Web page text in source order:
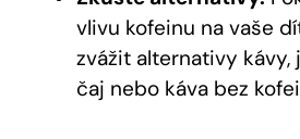
vlivu kofeinu na vaše
zvážit alternativy kávy,
čaj nebo káva bez